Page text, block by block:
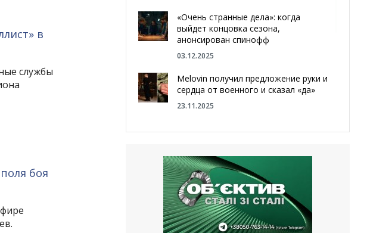
в
службы
боя
«Очень странные дела»: когда
выйдет концовка сезона,
анонсирован спинофф
03.12.2025
Melovin получил предложение руки и
сердца от военного и сказал «да»
23.11.2025
23.09.2025
Врачи назвали спрей для носа,
который поможет предотвратить
COVID-19 – CNN
12.09.2025